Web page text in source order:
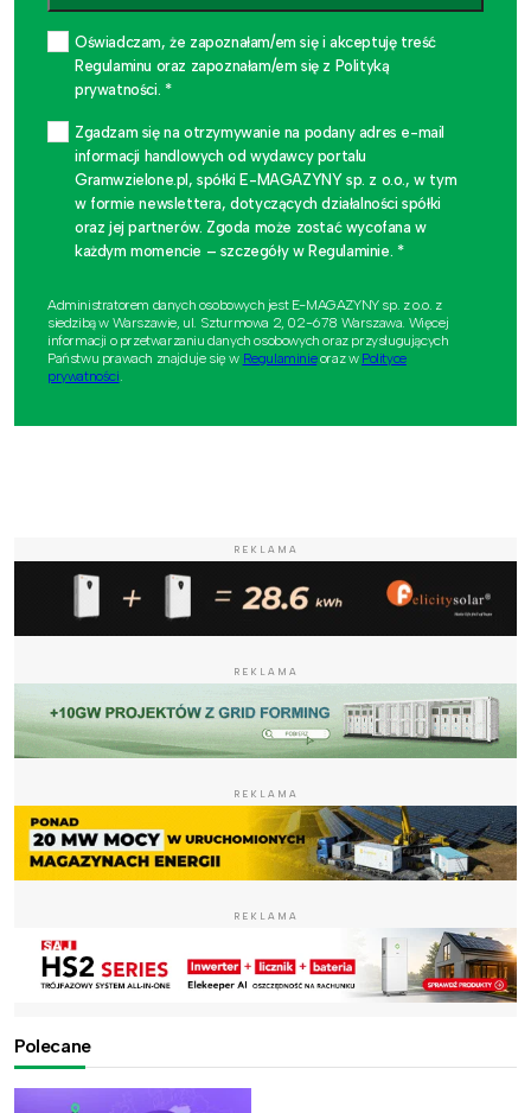
Oświadczam, że zapoznałam/em się i akceptuję treść
Regulaminu oraz zapoznałam/em się z Polityką
prywatności. *
Zgadzam się na otrzymywanie na podany adres e-mail
informacji handlowych od wydawcy portalu
Gramwzielone.pl, spółki E-MAGAZYNY sp. z o.o., w tym
w formie newslettera, dotyczących działalności spółki
oraz jej partnerów. Zgoda może zostać wycofana w
każdym momencie – szczegóły w Regulaminie. *
Administratorem danych osobowych jest E-MAGAZYNY sp. z o.o. z
siedzibą w Warszawie, ul. Szturmowa 2, 02-678 Warszawa. Więcej
informacji o przetwarzaniu danych osobowych oraz przysługujących
Państwu prawach znajduje się w Regulaminieoraz w Polityce
prywatności.
REKLAMA
REKLAMA
REKLAMA
REKLAMA
Polecane